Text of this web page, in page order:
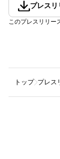
プレスリ
このプレスリリー
トップ プレス